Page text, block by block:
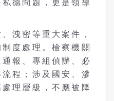
德問題，更是領導
洩密等重大案件，
度處理。檢察機關
報、專組偵辦、必
程；涉及國安、滲
理層級，不應被降